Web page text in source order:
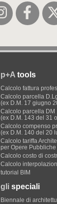
p+A tools
Calcolo fattura
Calcolo parcella
(ex D.M. 17 giugno
Calcolo parcella DM
(ex D.M. 143 del 31
Calcolo compenso
(ex D.M. 140 del 20
Calcolo tariffa
per Opere
Calcolo costo di
Calcolo
tutorial BIM
gli speciali
Biennale di